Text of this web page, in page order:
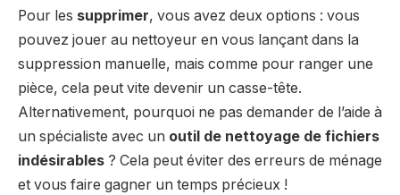
Pour les supprimer, vous avez deux options : vous
pouvez jouer au nettoyeur en vous lançant dans la
suppression manuelle, mais comme pour ranger une
pièce, cela peut vite devenir un casse-tête.
Alternativement, pourquoi ne pas demander de l’aide à
un spécialiste avec un outil de nettoyage de fichiers
indésirables ? Cela peut éviter des erreurs de ménage
et vous faire gagner un temps précieux !